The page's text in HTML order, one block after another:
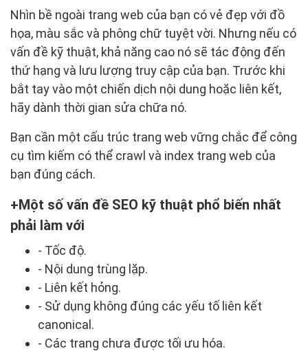
Nhìn bề ngoài trang web của bạn có vẻ đẹp với đồ
họa, màu sắc và phông chữ tuyệt vời. Nhưng nếu có
vấn đề kỹ thuật, khả năng cao nó sẽ tác động đến
thứ hạng và lưu lượng truy cập của bạn. Trước khi
bắt tay vào một chiến dịch nội dung hoặc liên kết,
hãy dành thời gian sửa chữa nó.
Bạn cần một cấu trúc trang web vững chắc để công
cụ tìm kiếm có thể crawl và index trang web của
bạn đúng cách.
Một số vấn đề SEO kỹ thuật phổ biến nhất
phải làm với
- Tốc độ.
- Nội dung trùng lặp.
- Liên kết hỏng.
- Sử dụng không đúng các yếu tố liên kết
canonical.
- Các trang chưa được tối ưu hóa.